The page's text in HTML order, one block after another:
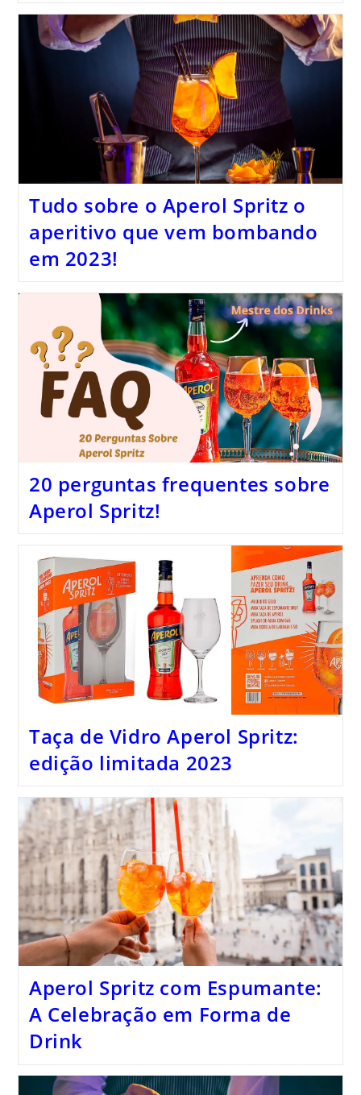
Tudo sobre o Aperol Spritz o
aperitivo que vem bombando
em 2023!
20 perguntas frequentes sobre
Aperol Spritz!
Taça de Vidro Aperol Spritz:
edição limitada 2023
Aperol Spritz com Espumante:
A Celebração em Forma de
Drink